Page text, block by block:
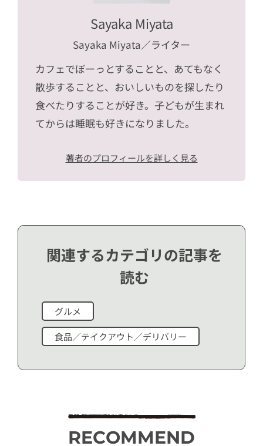
Sayaka Miyata
Sayaka Miyata／ライター
カフェでぼーっとすることと、あてもなく
散歩することと、おいしいものを探したり
食べたりすることが好き。子どもが生まれ
てからは睡眠も好きになりました。
著者のプロフィールを詳しく見る
関連するカテゴリの記事を
読む
グルメ
食品／テイクアウト／デリバリー
RECOMMEND